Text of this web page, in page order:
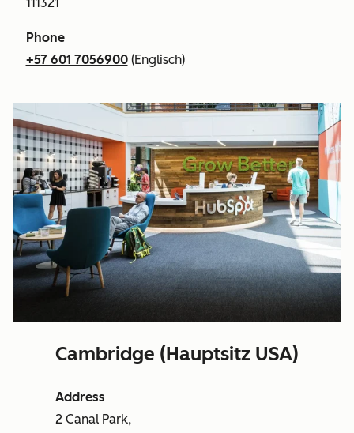
Phone
+57 601 7056900(Englisch)
Cambridge (Hauptsitz USA)
Address
2 Canal Park,